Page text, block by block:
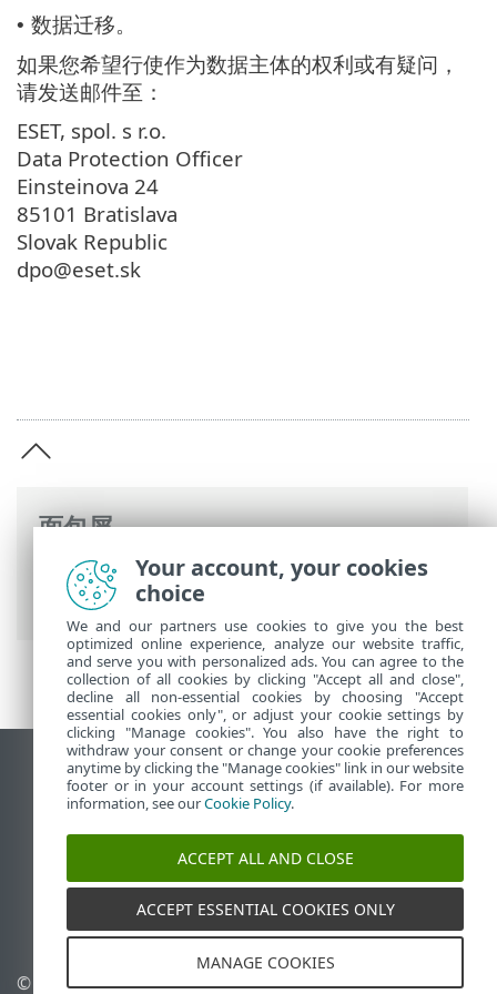
面包屑
ESET 联机帮助>ESET PROTECT On-Prem
法律文件
> 隐私策略
• 数据迁移。
如果您希望行使作为数据主体的权利或有疑问，
请发送邮件至：
ESET, spol. s r.o.
Data Protection Officer
Einsteinova 24
85101 Bratislava
Slovak Republic
dpo@eset.sk
查看桌面站点
End of Life
ESET 知识库
ESET Status Portal
区域支持
© 1992 - 2026 ESET, spol. s 管理 Cookie
Your account, your cookies
choice
We and our partners use cookies to give you the best
optimized online experience, analyze our website traffic,
and serve you with personalized ads. You can agree to the
collection of all cookies by clicking "Accept all and close",
decline all non-essential cookies by choosing "Accept
essential cookies only", or adjust your cookie settings by
clicking "Manage cookies". You also have the right to
withdraw your consent or change your cookie preferences
anytime by clicking the "Manage cookies" link in our website
footer or in your account settings (if available). For more
information, see ourCookie Policy.
ACCEPT ALL AND CLOSE
ACCEPT ESSENTIAL COOKIES ONLY
MANAGE COOKIES